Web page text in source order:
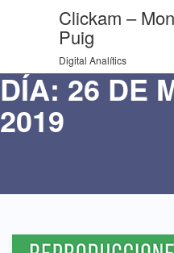
Clickam –
Puig
Digital Analítics
DÍA: 26 DE
2019